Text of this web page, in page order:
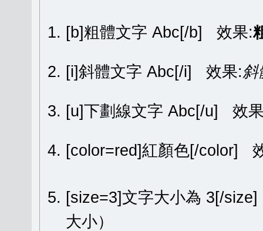
[b]粗體文字 Abc[/b] 效果:
[i]斜體文字 Abc[/i] 效果:斜
[u]下劃線文字 Abc[/u] 效
[color=red]紅顏色[/color]
[size=3]文字大小為 3[/
大小）